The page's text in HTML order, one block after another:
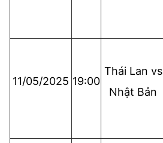
11/05/2025 19:00
Thái Lan vs
Nhật Bản